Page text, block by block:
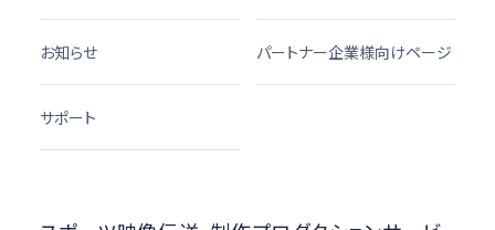
お知らせ パートナー企業様向けページ
サポート